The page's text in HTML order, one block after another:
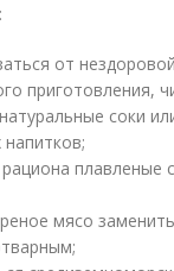
:
от
приготовления,
соки
плавленые
мясо